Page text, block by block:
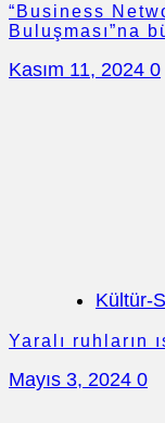
“Business
Buluşması”na
Kasım 11, 2024 0
Kültür-
Yaralı ruhların
Mayıs 3, 2024 0